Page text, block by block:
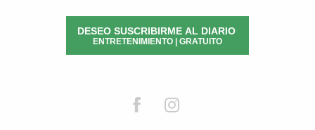
DESEO SUSCRIBIRME AL DIARIO
ENTRETENIMIENTO | GRATUITO